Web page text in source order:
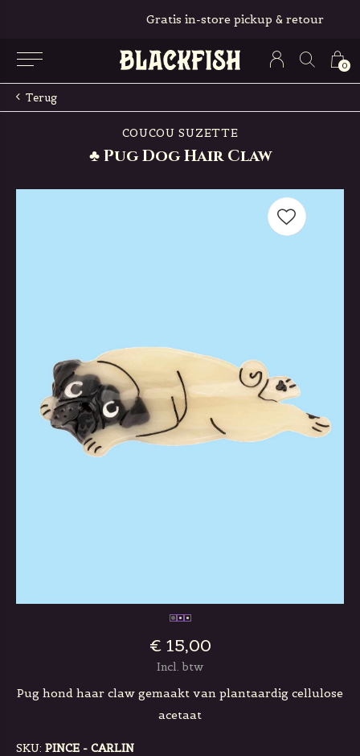
0
Gratis in-store pickup & retour
Terug
COUCOU SUZETTE
♣ Pug Dog Hair Claw
€ 15,00
Incl. btw
Pug hond haar claw gemaakt van plantaardig cellulose
acetaat
SKU: PINCE - CARLIN